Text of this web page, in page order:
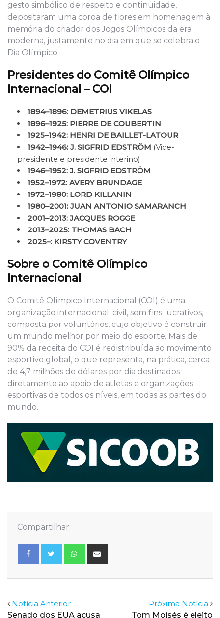
gesto simbólico de respeito e continuidade,
depositaram uma coroa de flores em homenagem à
memória do criador dos Jogos Olímpicos da era
moderna, justamente no dia em que se celebra o
Dia Olímpico.
Presidentes do Comitê Olímpico
Internacional – COI
1894–1896: DEMETRIUS VIKELAS
1896–1925: PIERRE DE COUBERTIN
1925–1942: HENRI DE BAILLET-LATOUR
1942–1946: J. SIGFRID EDSTRÖM (Vice-
presidente e presidente interino)
1946–1952: J. SIGFRID EDSTRÖM
1952–1972: AVERY BRUNDAGE
1972–1980: LORD KILLANIN
1980–2001: JUAN ANTONIO SAMARANCH
2001–2013: JACQUES ROGGE
2013–2025: THOMAS BACH
2025–: KIRSTY COVENTRY
Sobre o Comitê Olímpico
Internacional
O Comitê Olímpico Internacional (COI) é uma
organização internacional, civil, sem fins lucrativos,
composta por voluntários, cujo objetivo é construir
um mundo melhor por meio do esporte. Mais de
90% da receita do COI é redistribuída ao movimento
esportivo global, o que representa, na prática, cerca
de 4,7 milhões de dólares por dia destinados
diretamente ao apoio de atletas e organizações
esportivas de todos os níveis, em todas as partes do
mundo.
Compartilhar
Whatsapp
Notícia Anterior
Senado dos EUA acusa
Próxima Notícia
Tom Moisés é eleito